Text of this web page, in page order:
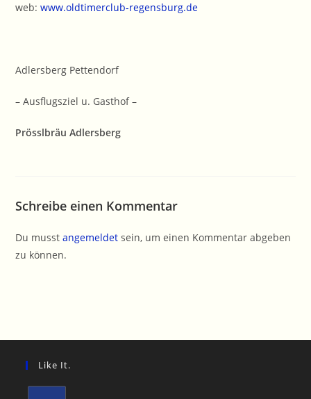
web:www.oldtimerclub-regensburg.de
Adlersberg Pettendorf
– Ausflugsziel u. Gasthof –
Prösslbräu Adlersberg
Schreibe einen Kommentar
Du musstangemeldet sein, um einen Kommentar abgeben
zu können.
Like It.